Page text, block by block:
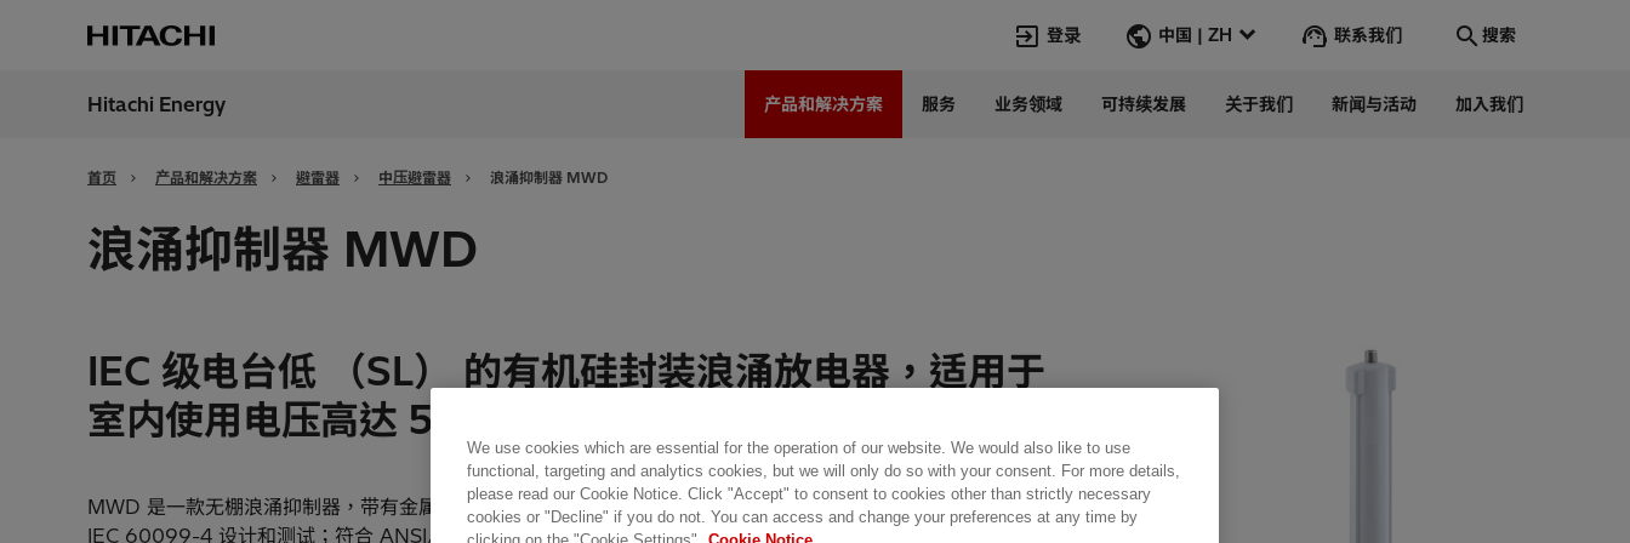
登录 中国 | ZH
China
联系我们 搜索
联系我们
Lumada
热招职位
联系我们
Hitachi Energy 产品和解决方案 服务 业务领域 可持续发展 关于我们 新闻与活动 加入我们
首页 产品和解决方案 避雷器 中压避雷器 浪涌抑制器 MWD
浪涌抑制器 MWD
IEC 级电台低 （SL） 的有机硅封装浪涌放电器，适用于
室内使用电压高达 52 kV 的AC系统
MWD 是一款无棚浪涌抑制器，带有金属氧化物 （MO） 电阻，无火花隙，直接模铸在硅胶外壳中，灰色，根据
IEC 60099-4 设计和测试；符合 ANSI/IEEE C62.11 的要求。根据 EN 45545-2 测试并分类火灾和烟雾行
We use cookies which are essential for the operation of our website. We would also like to use
functional, targeting and analytics cookies, but we will only do so with your consent. For more details,
please read our Cookie Notice. Click "Accept" to consent to cookies other than strictly necessary
cookies or "Decline" if you do not. You can access and change your preferences at any time by